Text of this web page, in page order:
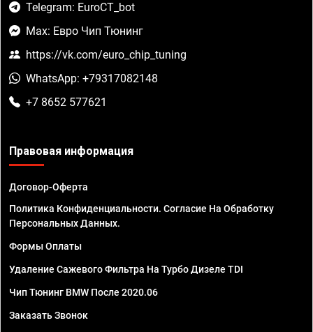
Telegram: EuroCT_bot
Max: Евро Чип Тюнинг
https://vk.com/euro_chip_tuning
WhatsApp: +79317082148
+7 8652 577621
Правовая информация
Договор-Оферта
Политика Конфиденциальности. Согласие На Обработку
Персональных Данных.
Формы Оплаты
Удаление Сажевого Фильтра На Турбо Дизеле TDI
Чип Тюнинг BMW После 2020.06
Заказать Звонок